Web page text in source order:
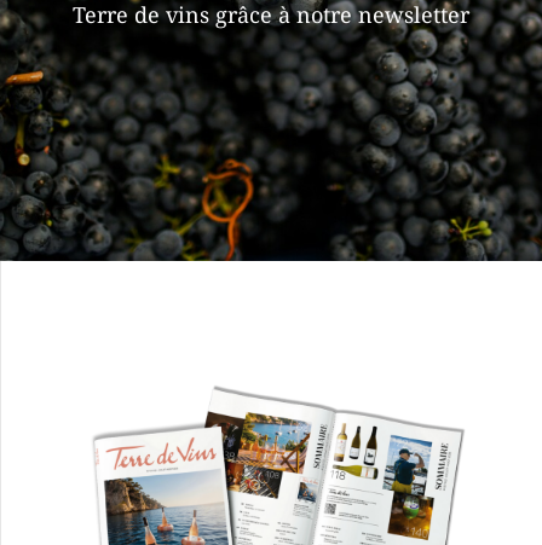
Terre de vins grâce à notre newsletter